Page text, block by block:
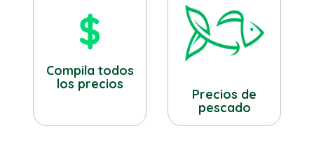
Compila todos
los precios
Precios de
pescado